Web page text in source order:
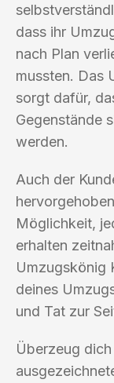
dass ihr
nach Plan
mussten. Das
sorgt dafür,
Gegenstände
werden.
Auch der
Möglichkeit,
erhalten
Umzugskönig
deines
und Tat zur
Überzeug